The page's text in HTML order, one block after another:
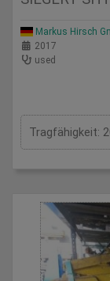
Markus Hirsch
2017
used